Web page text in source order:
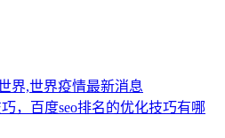
界,世界疫情最新消息
，百度seo排名的优化技巧有哪